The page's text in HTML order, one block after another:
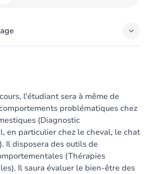
l'étudiant sera à même de
problématiques chez
(Diagnostic
en particulier chez le cheval, le chat
Il disposera des outils de
(Thérapies
Il saura évaluer le bien-être des